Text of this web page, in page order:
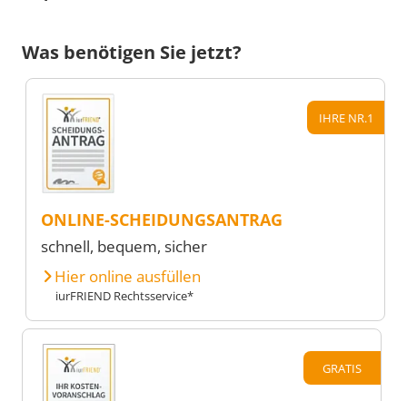
Was benötigen Sie jetzt?
IHRE NR.1
ONLINE-SCHEIDUNGSANTRAG
schnell, bequem, sicher
Hier online ausfüllen
iurFRIEND Rechtsservice*
GRATIS